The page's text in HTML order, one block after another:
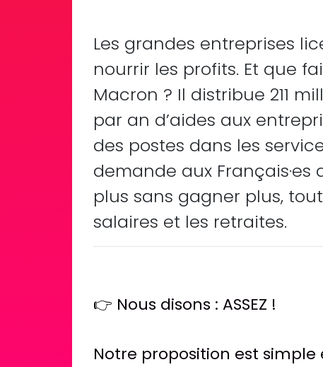
Les grandes entreprises
nourrir les profits. Et que
Macron ? Il distribue 211
par an d’aides aux
des postes dans les
demande aux Français·es
plus sans gagner plus,
salaires et les retraites.
👉 Nous disons : ASSEZ !
Notre proposition est simple